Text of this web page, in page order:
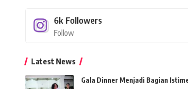
6k Followers
Follow
Latest News
Gala Dinner Menjadi Bagian